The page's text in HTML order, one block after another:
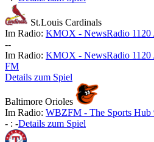
St.Louis Cardinals
Im Radio: KMOX - NewsRadio 1120
--
Im Radio: KMOX - NewsRadio 1120
FM
Details zum Spiel
Baltimore Orioles
Im Radio: WBZFM - The Sports Hub
- : -Details zum Spiel